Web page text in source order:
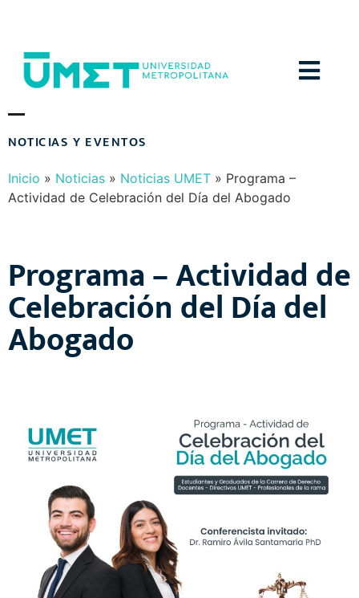
NOTICIA
S
Y
E
V
E
N
T
O
S
Inicio » Noticias » Noticias UMET » Programa –
Actividad de Celebración del Día del Abogado
Programa – Actividad de
Celebración del Día del
Abogado